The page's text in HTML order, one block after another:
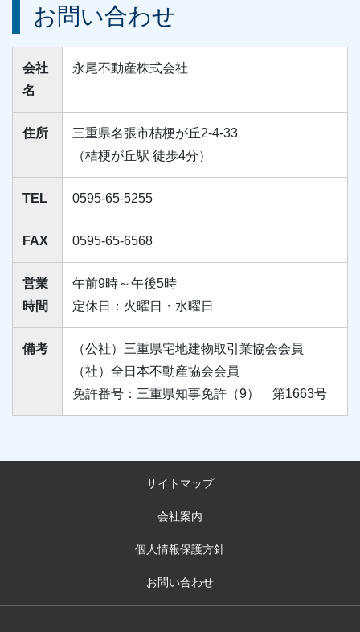
お問い合わせ
会社
名
永尾不動産株式会社
住所
三重県名張市桔梗が丘2-4-33
（桔梗が丘駅 徒歩4分）
TEL 0595-65-5255
FAX 0595-65-6568
営業
時間
午前9時～午後5時
定休日：火曜日・水曜日
備考
（公社）三重県宅地建物取引業協会会員
（社）全日本不動産協会会員
免許番号：三重県知事免許（9） 第1663号
サイトマップ
会社案内
個人情報保護方針
お問い合わせ